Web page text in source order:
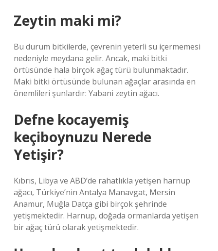
Zeytin maki mi?
Bu durum bitkilerde, çevrenin yeterli su içermemesi
nedeniyle meydana gelir. Ancak, maki bitki
örtüsünde hala birçok ağaç türü bulunmaktadır.
Maki bitki örtüsünde bulunan ağaçlar arasında en
önemlileri şunlardır: Yabani zeytin ağacı.
Defne kocayemiş
keçiboynuzu Nerede
Yetişir?
Kıbrıs, Libya ve ABD’de rahatlıkla yetişen harnup
ağacı, Türkiye’nin Antalya Manavgat, Mersin
Anamur, Muğla Datça gibi birçok şehrinde
yetişmektedir. Harnup, doğada ormanlarda yetişen
bir ağaç türü olarak yetişmektedir.